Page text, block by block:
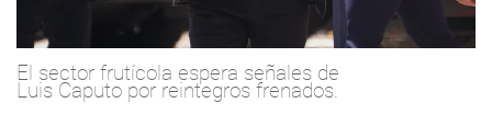
El sector frutícola espera señales de
Luis Caputo por reintegros frenados.